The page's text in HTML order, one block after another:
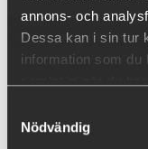
annons- och
Dessa kan i sin tur
information som du
Nödvändig
själv.
Enkel att sätta på
fiskas som dom är